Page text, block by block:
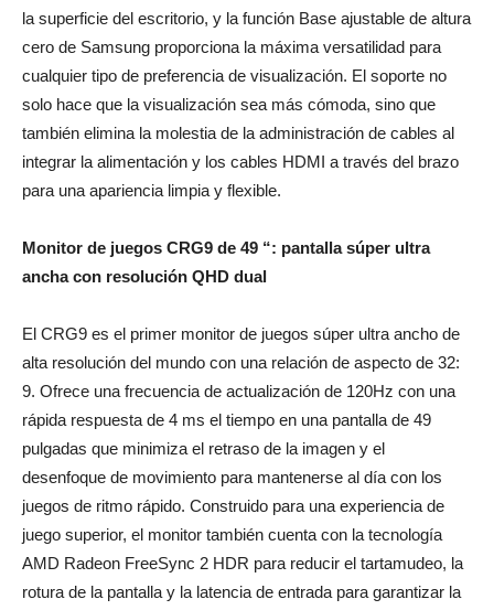
la superficie del escritorio, y la función Base ajustable de altura
cero de Samsung proporciona la máxima versatilidad para
cualquier tipo de preferencia de visualización. El soporte no
solo hace que la visualización sea más cómoda, sino que
también elimina la molestia de la administración de cables al
integrar la alimentación y los cables HDMI a través del brazo
para una apariencia limpia y flexible.
Monitor de juegos CRG9 de 49 “: pantalla súper ultra
ancha con resolución QHD dual
El CRG9 es el primer monitor de juegos súper ultra ancho de
alta resolución del mundo con una relación de aspecto de 32:
9. Ofrece una frecuencia de actualización de 120Hz con una
rápida respuesta de 4 ms el tiempo en una pantalla de 49
pulgadas que minimiza el retraso de la imagen y el
desenfoque de movimiento para mantenerse al día con los
juegos de ritmo rápido. Construido para una experiencia de
juego superior, el monitor también cuenta con la tecnología
AMD Radeon FreeSync 2 HDR para reducir el tartamudeo, la
rotura de la pantalla y la latencia de entrada para garantizar la